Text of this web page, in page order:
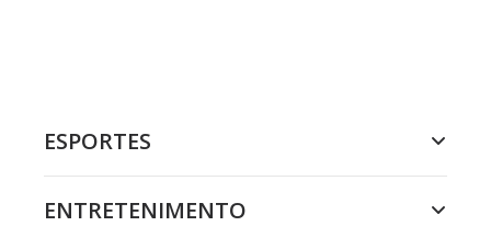
ESPORTES
ENTRETENIMENTO